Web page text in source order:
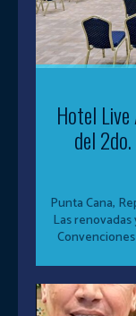
Hotel Live
del
Punta Cana,
Las